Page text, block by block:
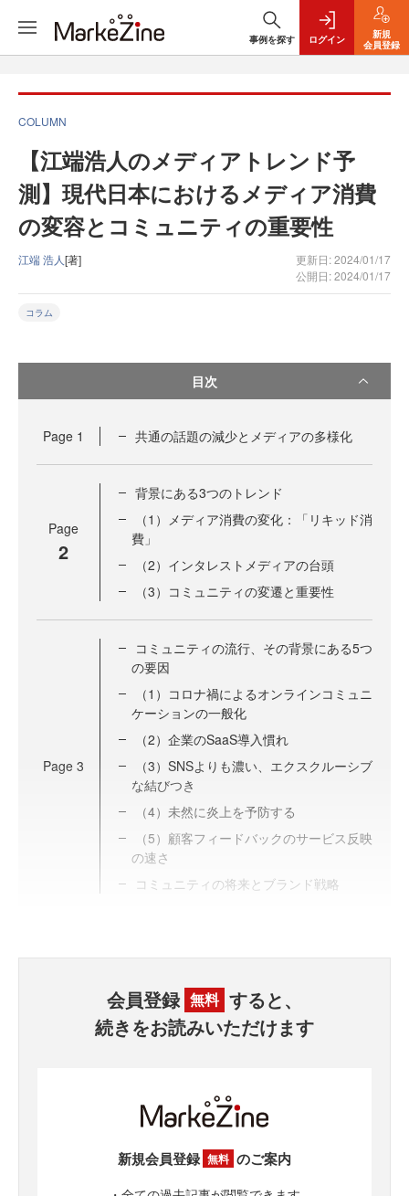
事例を探す ログイン
新規
会員登録
COLUMN
【江端浩人のメディアトレンド予
測】現代日本におけるメディア消費
の変容とコミュニティの重要性
江端 浩人[著]
更新日: 2024/01/17
公開日: 2024/01/17
コラム
目次
Page 1 共通の話題の減少とメディアの多様化
Page
2
背景にある3つのトレンド
（1）メディア消費の変化：「リキッド消
費」
（2）インタレストメディアの台頭
（3）コミュニティの変遷と重要性
Page 3
コミュニティの流行、その背景にある5つ
の要因
（1）コロナ禍によるオンラインコミュニ
ケーションの一般化
（2）企業のSaaS導入慣れ
（3）SNSよりも濃い、エクスクルーシブ
な結びつき
（4）未然に炎上を予防する
（5）顧客フィードバックのサービス反映
の速さ
コミュニティの将来とブランド戦略
会員登録 無料 すると、
続きをお読みいただけます
新規会員登録 無料 のご案内